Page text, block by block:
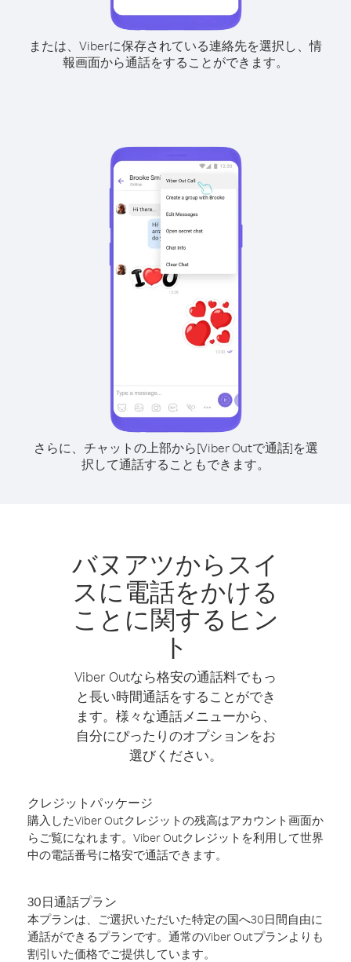
または、Viberに保存されている連絡先を選択し、情
報画面から通話をすることができます。
さらに、チャットの上部から[Viber Outで通話]を選
択して通話することもできます。
バヌアツからスイ
スに電話をかける
ことに関するヒン
ト
Viber Outなら格安の通話料でもっ
と長い時間通話をすることができ
ます。様々な通話メニューから、
自分にぴったりのオプションをお
選びください。
クレジットパッケージ
購入したViber Outクレジットの残高はアカウント画面か
らご覧になれます。Viber Outクレジットを利用して世界
中の電話番号に格安で通話できます。
30日通話プラン
本プランは、ご選択いただいた特定の国へ30日間自由に
通話ができるプランです。通常のViber Outプランよりも
割引いた価格でご提供しています。